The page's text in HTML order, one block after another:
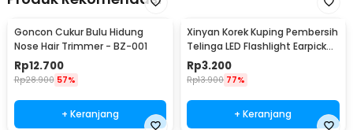
Goncon Cukur Bulu Hidung
Nose Hair Trimmer - BZ-001
Rp12.700
Rp28.900 57%
+ Keranjang
Xinyan Korek Kuping Pembersih
Telinga LED Flashlight Earpick
Clean - XY3188
Rp3.200
Rp13.900 77%
+ Keranjang